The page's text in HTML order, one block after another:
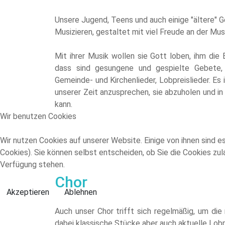
Unsere Jugend, Teens und auch einige "ältere"
Musizieren, gestaltet mit viel Freude an der
Mit ihrer Musik wollen sie Gott loben, ihm die
dass sind gesungene und gespielte
Gemeinde- und Kirchenlieder, Lobpreislieder.
unserer Zeit anzusprechen, sie abzuholen und
kann.
Chor
Auch unser Chor trifft sich regelmäßig, um
Wir benutzen Cookies
Wir nutzen Cookies auf unserer Website. Einige von ihnen
Cookies). Sie können selbst entscheiden, ob Sie die Cookies
Verfügung stehen.
Akzeptieren Ablehnen